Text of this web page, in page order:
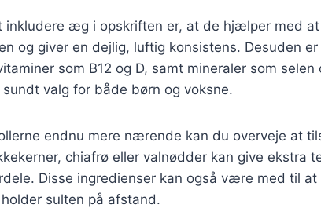
inkludere æg i opskriften er, at de hjælper med
og giver en dejlig, luftig konsistens. Desuden
som B12 og D, samt mineraler som selen
valg for både børn og voksne.
endnu mere nærende kan du overveje at
chiafrø eller valnødder kan give ekstra
Disse ingredienser kan også være med til at
sulten på afstand.